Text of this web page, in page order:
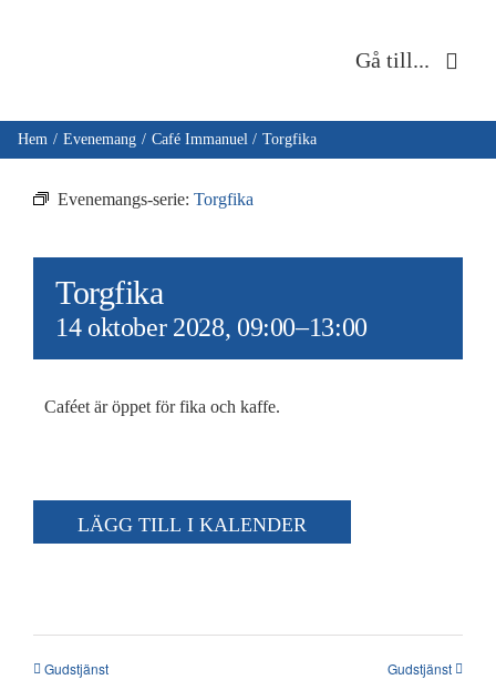
Gå till...
Hem
Om oss
Musik & kultur
Barn & unga
Kalender
Hem Evenemang Café Immanuel Torgfika
Evenemangs-serie: Torgfika
Torgfika
14 oktober 2028, 09:00–13:00
Caféet är öppet för fika och kaffe.
LÄGG TILL I KALENDER
Gudstjänst Gudstjänst